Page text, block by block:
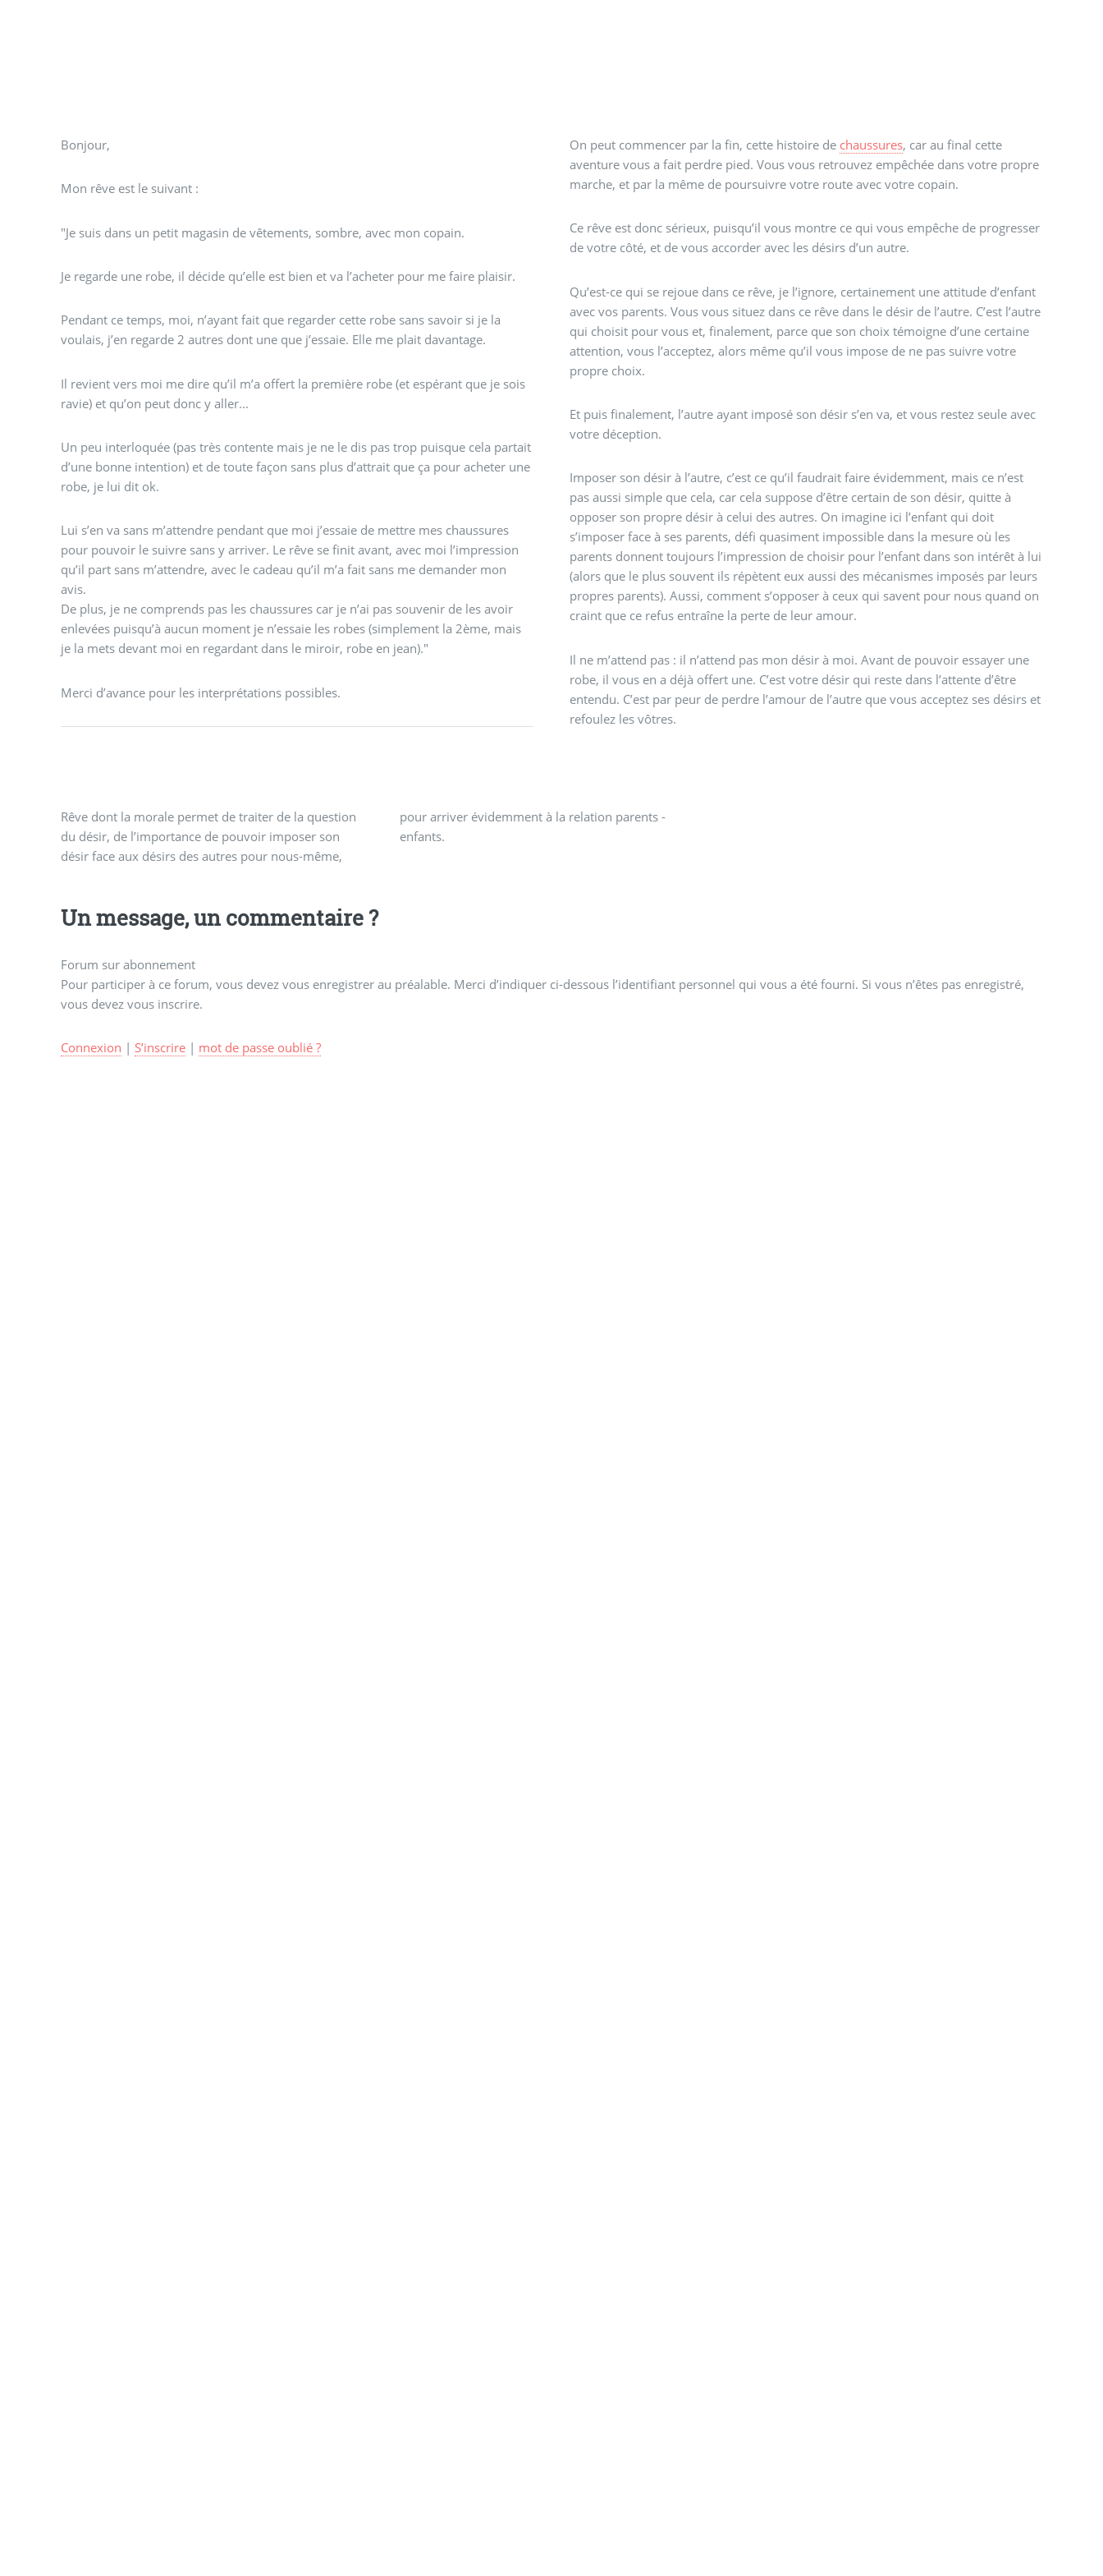
Bonjour,
Mon rêve est le suivant :
"Je suis dans un petit magasin de vêtements, sombre, avec mon copain.
Je regarde une robe, il décide qu’elle est bien et va l’acheter pour me faire plaisir.
Pendant ce temps, moi, n’ayant fait que regarder cette robe sans savoir si je la
voulais, j’en regarde 2 autres dont une que j’essaie. Elle me plait davantage.
Il revient vers moi me dire qu’il m’a offert la première robe (et espérant que je sois
ravie) et qu’on peut donc y aller...
Un peu interloquée (pas très contente mais je ne le dis pas trop puisque cela partait
d’une bonne intention) et de toute façon sans plus d’attrait que ça pour acheter une
robe, je lui dit ok.
Lui s’en va sans m’attendre pendant que moi j’essaie de mettre mes chaussures
pour pouvoir le suivre sans y arriver. Le rêve se finit avant, avec moi l’impression
qu’il part sans m’attendre, avec le cadeau qu’il m’a fait sans me demander mon
avis.
De plus, je ne comprends pas les chaussures car je n’ai pas souvenir de les avoir
enlevées puisqu’à aucun moment je n’essaie les robes (simplement la 2ème, mais
je la mets devant moi en regardant dans le miroir, robe en jean)."
Merci d’avance pour les interprétations possibles.
On peut commencer par la fin, cette histoire de chaussures, car au final cette
aventure vous a fait perdre pied. Vous vous retrouvez empêchée dans votre propre
marche, et par la même de poursuivre votre route avec votre copain.
Ce rêve est donc sérieux, puisqu’il vous montre ce qui vous empêche de progresser
de votre côté, et de vous accorder avec les désirs d’un autre.
Qu’est-ce qui se rejoue dans ce rêve, je l’ignore, certainement une attitude d’enfant
avec vos parents. Vous vous situez dans ce rêve dans le désir de l’autre. C’est l’autre
qui choisit pour vous et, finalement, parce que son choix témoigne d’une certaine
attention, vous l’acceptez, alors même qu’il vous impose de ne pas suivre votre
propre choix.
Et puis finalement, l’autre ayant imposé son désir s’en va, et vous restez seule avec
votre déception.
Imposer son désir à l’autre, c’est ce qu’il faudrait faire évidemment, mais ce n’est
pas aussi simple que cela, car cela suppose d’être certain de son désir, quitte à
opposer son propre désir à celui des autres. On imagine ici l’enfant qui doit
s’imposer face à ses parents, défi quasiment impossible dans la mesure où les
parents donnent toujours l’impression de choisir pour l’enfant dans son intérêt à lui
(alors que le plus souvent ils répètent eux aussi des mécanismes imposés par leurs
propres parents). Aussi, comment s’opposer à ceux qui savent pour nous quand on
craint que ce refus entraîne la perte de leur amour.
Il ne m’attend pas : il n’attend pas mon désir à moi. Avant de pouvoir essayer une
robe, il vous en a déjà offert une. C’est votre désir qui reste dans l’attente d’être
entendu. C’est par peur de perdre l’amour de l’autre que vous acceptez ses désirs et
refoulez les vôtres.
Rêve dont la morale permet de traiter de la question
du désir, de l’importance de pouvoir imposer son
désir face aux désirs des autres pour nous-même,
pour arriver évidemment à la relation parents -
enfants.
Un message, un commentaire ?
Forum sur abonnement
Pour participer à ce forum, vous devez vous enregistrer au préalable. Merci d’indiquer ci-dessous l’identifiant personnel qui vous a été fourni. Si vous n’êtes pas enregistré,
vous devez vous inscrire.
Connexion | S’inscrire| mot de passe oublié ?